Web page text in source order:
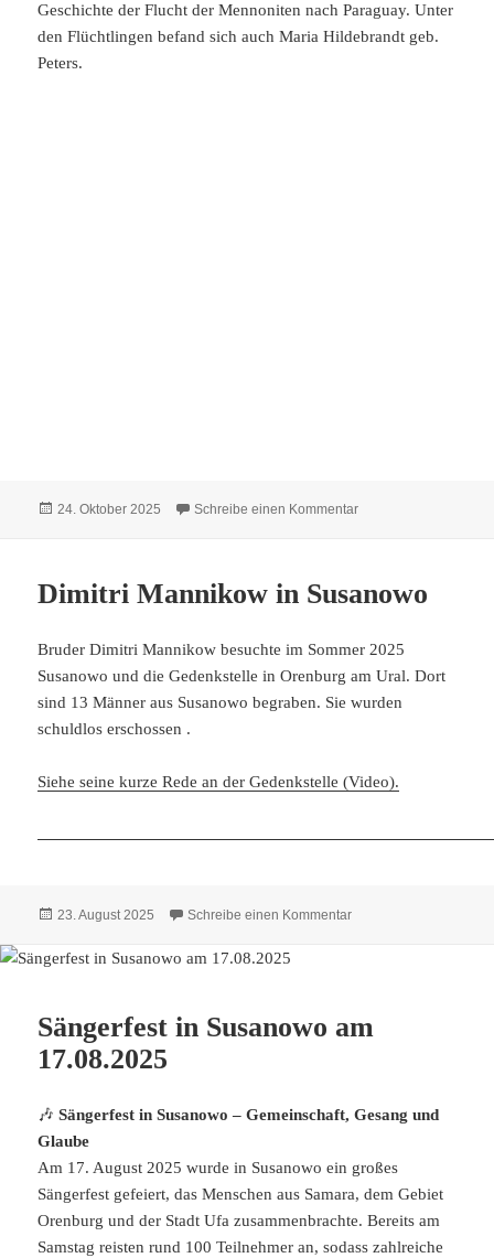
Geschichte der Flucht der Mennoniten nach Paraguay. Unter
den Flüchtlingen befand sich auch Maria Hildebrandt geb.
Peters.
Veröffentlicht
24. Oktober 2025 Schreibe einen Kommentarzu Hildebrandt
Dimitri Mannikow in Susanowo
Bruder Dimitri Mannikow besuchte im Sommer 2025
Susanowo und die Gedenkstelle in Orenburg am Ural. Dort
sind 13 Männer aus Susanowo begraben. Sie wurden
schuldlos erschossen .
Siehe seine kurze Rede an der Gedenkstelle (Video).
Veröffentlicht
23. August 2025 Schreibe einen Kommentarzu Dimitri Mannikow in
Sängerfest in Susanowo am
17.08.2025
🎶Sängerfest in Susanowo – Gemeinschaft, Gesang und
Glaube
Am 17. August 2025 wurde in Susanowo ein großes
Sängerfest gefeiert, das Menschen aus Samara, dem Gebiet
Orenburg und der Stadt Ufa zusammenbrachte. Bereits am
Samstag reisten rund 100 Teilnehmer an, sodass zahlreiche